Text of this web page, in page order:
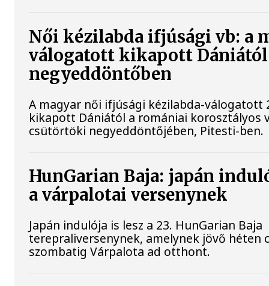
Női kézilabda ifjúsági vb: a
válogatott kikapott Dániától
negyeddöntőben
A magyar női ifjúsági kézilabda-válogatott
kikapott Dániától a romániai korosztályos
csütörtöki negyeddöntőjében, Pitesti-ben.
HunGarian Baja: japán
a várpalotai versenynek
Japán indulója is lesz a 23. HunGarian Baja
terepraliversenynek, amelynek jövő héten
szombatig Várpalota ad otthont.